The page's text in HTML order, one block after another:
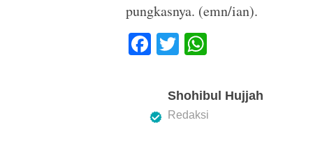
pungkasnya. (emn/ian).
F
e
T
tt
er
at
s
Shohibul Hujjah
Redaksi